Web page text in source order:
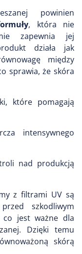
powinien
, która nie
zapewnia jej
działa jak
między
sprawia, że skóra
które pomagają
intensywnego
nad produkcją
z filtrami UV są
szkodliwym
co jest ważne dla
Dzięki temu
skórą